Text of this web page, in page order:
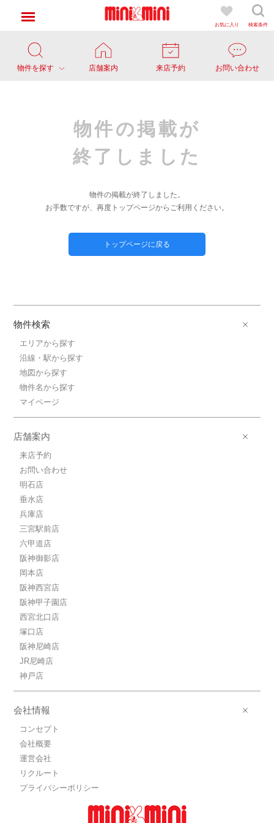
お気に入り 検索条件
物件を探す 店舗案内 来店予約 お問い合わせ
物件の掲載が
終了しました
物件の掲載が終了しました。
お手数ですが、再度トップページからご利用ください。
トップページに戻る
物件検索
エリアから探す
沿線・駅から探す
地図から探す
物件名から探す
マイページ
店舗案内
来店予約
お問い合わせ
明石店
垂水店
兵庫店
三宮駅前店
六甲道店
阪神御影店
岡本店
阪神西宮店
阪神甲子園店
西宮北口店
塚口店
阪神尼崎店
JR尼崎店
神戸店
会社情報
コンセプト
会社概要
運営会社
リクルート
プライバシーポリシー